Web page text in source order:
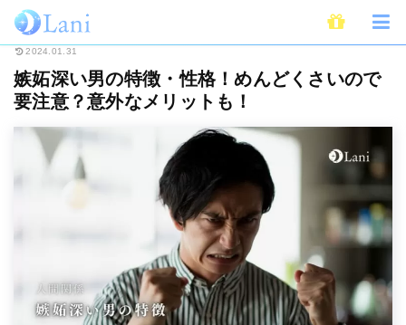
ホーム 恋愛 嫉妬深い男の特徴・性格！めんどくさいので要注意？意外な
2024.01.31
嫉妬深い男の特徴・性格！めんどくさいので
要注意？意外なメリットも！